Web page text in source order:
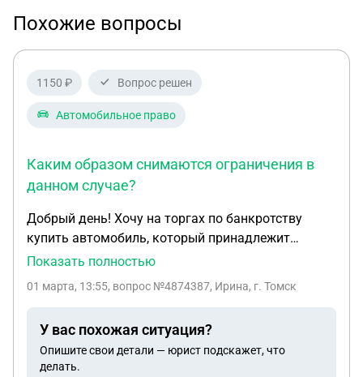
Похожие вопросы
1150 ₽ Вопрос решен
Автомобильное право
Каким образом снимаются ограничения в
данном случае?
Добрый день! Хочу на торгах по банкротству
купить автомобиль, который принадлежит
супруге должника, купленный во время брака. На
супруги. Каким образом снимаются ограничения
Показать полностью
01 марта, 13:55, вопрос №4874387, Ирина, г. Томск
У вас похожая ситуация?
Опишите свои детали — юрист подскажет, что
делать.